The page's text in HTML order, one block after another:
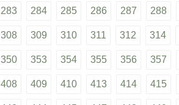
283 284 285 286 287 288
308 309 310 311 312 314
350 353 354 355 356 357
408 409 410 413 414 415